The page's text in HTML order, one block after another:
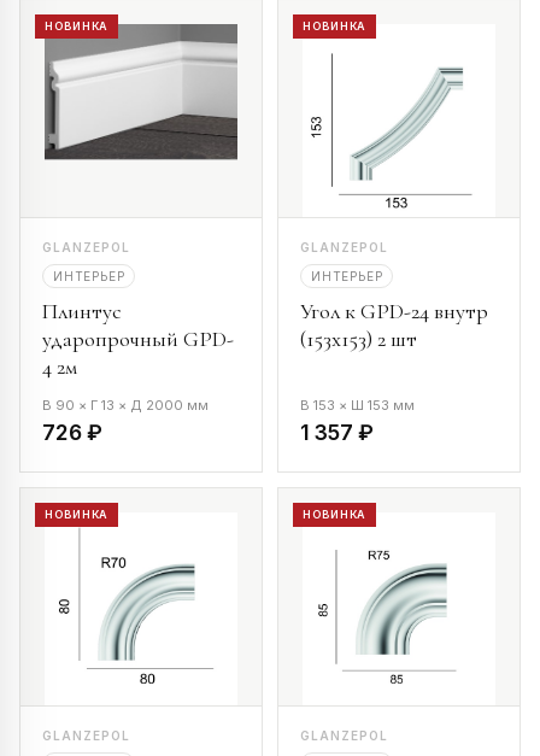
НОВИНКА
GLANZEPOL
ИНТЕРЬЕР
Плинтус
ударопрочный GPD-
4 2м
В 90 × Г 13 × Д 2000 мм
726 ₽
НОВИНКА
GLANZEPOL
ИНТЕРЬЕР
Угол к GPD-24 внутр
(153х153) 2 шт
В 153 × Ш 153 мм
1 357 ₽
НОВИНКА
GLANZEPOL
НОВИНКА
GLANZEPOL